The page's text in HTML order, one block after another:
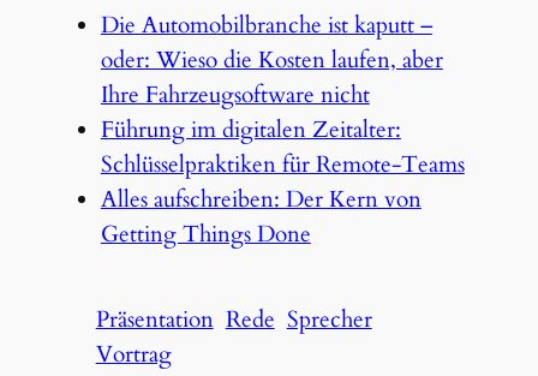
Die Automobilbranche ist kaputt –
oder: Wieso die Kosten laufen, aber
Ihre Fahrzeugsoftware nicht
Führung im digitalen Zeitalter:
Schlüsselpraktiken für Remote-Teams
Alles aufschreiben: Der Kern von
Getting Things Done
Präsentation Rede Sprecher
Vortrag